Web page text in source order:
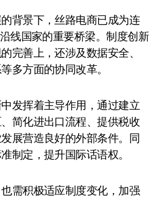
背景下，丝路电商已成为连
线国家的重要桥梁。制度创新
完善上，还涉及数据安全、
多方面的协同改革。
发挥着主导作用，通过建立
简化进出口流程、提供税收
展营造良好的外部条件。同
制定，提升国际话语权。
需积极适应制度变化，加强